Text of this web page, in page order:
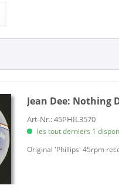
Jean Dee: Nothing
Art-Nr.: 45PHIL3570
les tout derniers 1
Original 'Phillips' 45rpm